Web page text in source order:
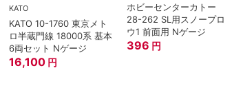
KATO
KATO 10-1760 東京メト
ロ半蔵門線 18000系 基本
6両セット Nゲージ
16,100 円
ホビーセンターカトー
28-262 SL用スノープロ
ウ1 前面用 Nゲージ
396 円